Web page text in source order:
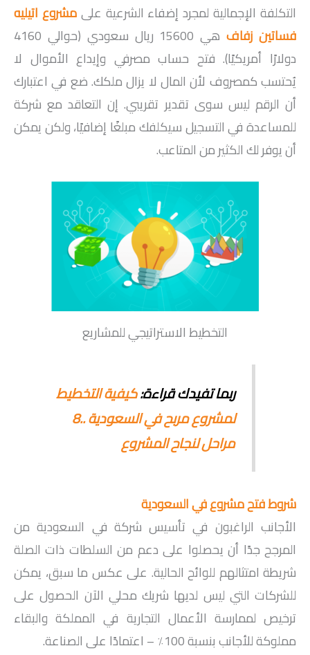
التكلفة الإجمالية لمجرد إضفاء الشرعية علىمشروع اتيليه
فساتين زفاف
هي 15600 ريال سعودي (حوالي 4160
دولارًا أمريكيًا). فتح حساب مصرفي وإيداع الأموال لا
يُحتسب كمصروف لأن المال لا يزال ملكك. ضع في اعتبارك
أن الرقم ليس سوى تقدير تقريبي. إن التعاقد مع شركة
للمساعدة في التسجيل سيكلفك مبلغًا إضافيًا، ولكن يمكن
أن يوفر لك الكثير من المتاعب.
التخطيط الاستراتيجي للمشاريع
ربما تفيدك قراءة:كيفية التخطيط
لمشروع مربح في السعودية ..8
مراحل لنجاح المشروع
شروط فتح مشروع في السعودية
الأجانب الراغبون في تأسيس شركة في السعودية من
المرجح جدًا أن يحصلوا على دعم من السلطات ذات الصلة
شريطة امتثالهم للوائح الحالية. على عكس ما سبق، يمكن
للشركات التي ليس لديها شريك محلي الآن الحصول على
ترخيص لممارسة الأعمال التجارية في المملكة والبقاء
مملوكة للأجانب بنسبة 100٪ – اعتمادًا على الصناعة.